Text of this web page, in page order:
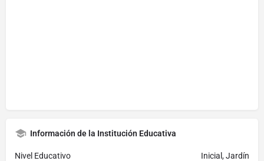
Información de la Institución Educativa
Nivel Educativo Inicial, Jardín